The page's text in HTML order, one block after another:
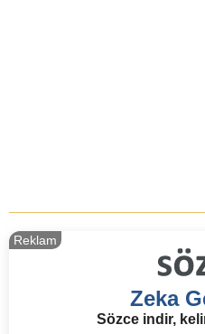
Zeka
Sözce indir,
Reklam